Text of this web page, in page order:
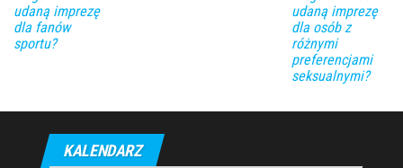
udaną imprezę
dla fanów
sportu?
udaną imprezę
dla osób z
różnymi
preferencjami
seksualnymi?
KALENDARZ